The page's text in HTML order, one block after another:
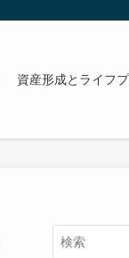
資産形成とライフ